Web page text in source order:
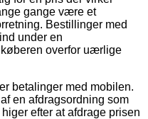
gange være et
Bestillinger med
under en
køberen overfor uærlige
betalinger med mobilen.
en afdragsordning som
efter at afdrage prisen